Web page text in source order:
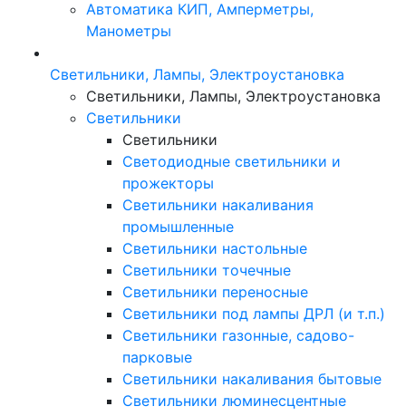
Автоматика КИП, Амперметры,
Манометры
Светильники, Лампы, Электроустановка
Светильники, Лампы, Электроустановка
Светильники
Светильники
Светодиодные светильники и
прожекторы
Светильники накаливания
промышленные
Светильники настольные
Светильники точечные
Светильники переносные
Светильники под лампы ДРЛ (и т.п.)
Светильники газонные, садово-
парковые
Светильники накаливания бытовые
Светильники люминесцентные